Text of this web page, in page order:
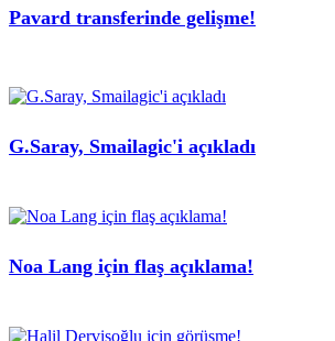
Pavard transferinde gelişme!
G.Saray, Smailagic'i açıkladı
Noa Lang için flaş açıklama!